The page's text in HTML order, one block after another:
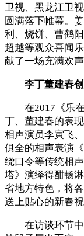
卫视、黑龙江卫
圆满落下帷幕。
利、烧饼、曹鹤
超越等观众喜闻
献了一场充满欢
李丁董建春创
在2017《乐在
丁、董建春的表
相声演员李寅飞
俱全的相声表演
绕口令等传统相
塔》演绎得酣畅
省地方特色，将
送上贴心的新春祝
在访谈环节中